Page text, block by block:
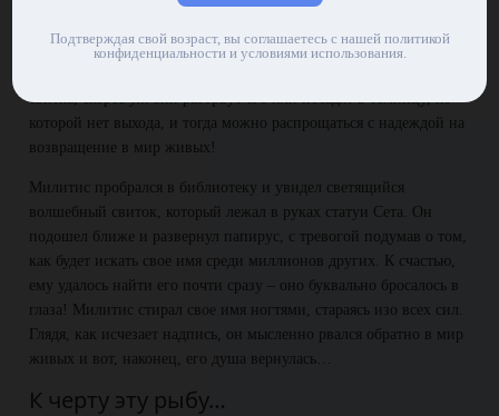
осторожно, будто вор, чтобы слуги Сета его не заметили. Вряд
свитка, скорее уж они разорвут его или посадят в темницу, из
которой нет выхода, и тогда можно распрощаться с надеждой на
возвращение в мир живых!
Милитис пробрался в библиотеку и увидел светящийся
волшебный свиток, который лежал в руках статуи Сета. Он
подошел ближе и развернул папирус, с тревогой подумав о том,
как будет искать свое имя среди миллионов других. К счастью,
ему удалось найти его почти сразу – оно буквально бросалось в
глаза! Милитис стирал свое имя ногтями, стараясь изо всех сил.
Глядя, как исчезает надпись, он мысленно рвался обратно в мир
живых и вот, наконец, его душа вернулась…
К черту эту рыбу…
Подтверждая свой возраст, вы соглашаетесь с нашей политикой
конфиденциальности и условиями использования.